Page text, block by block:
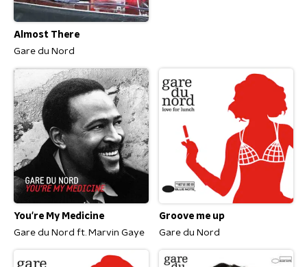
Almost There
Gare du Nord
You're My Medicine
Gare du Nord ft. Marvin Gaye
Groove me up
Gare du Nord